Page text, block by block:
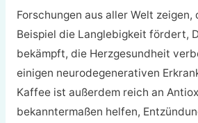
Forschungen aus aller Welt zeigen,
Beispiel die Langlebigkeit fördert,
bekämpft, die Herzgesundheit
einigen neurodegenerativen
Kaffee ist außerdem reich an
bekanntermaßen helfen,